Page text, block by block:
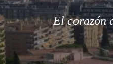
El corazón